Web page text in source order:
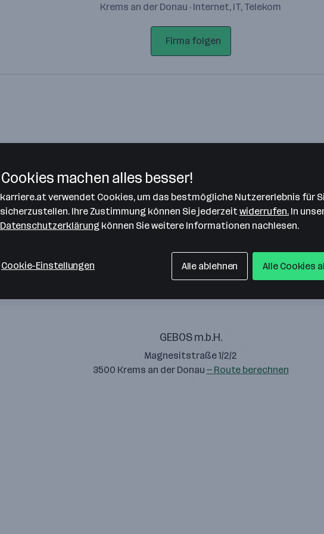
Krems an der Donau · Internet, IT, Telekom
Firma folgen
Bitte stimme unseren Cookie-
Richtlinien zu, um diese Karte
anzuzeigen.
Zustimmung geben
GEBOS m.b.H.
Magnesitstraße 1/2/2
3500 Krems an der Donau — Route berechnen
Cookies machen alles besser!
karriere.at verwendet Cookies, um das bestmögliche Nutzererlebnis für
sicherzustellen. Ihre Zustimmung können Sie jederzeit widerrufen. In
Datenschutzerklärung können Sie weitere Informationen nachlesen.
Cookie-Einstellungen Alle ablehnen Alle Cookies